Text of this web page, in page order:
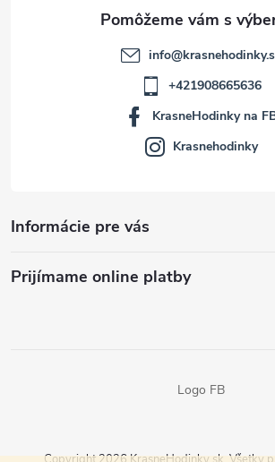
Informácie pre vás
Prijímame online platby
info@
+421908665636
KrasneHodinky na
Krasnehodinky
Logo FB